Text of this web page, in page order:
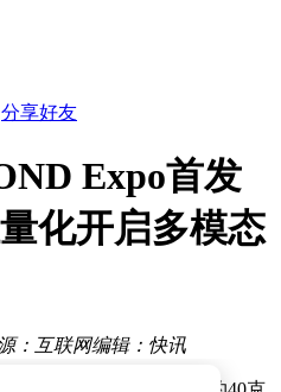
分享好友
Expo首发
化开启多模态
：互联网编辑：快讯